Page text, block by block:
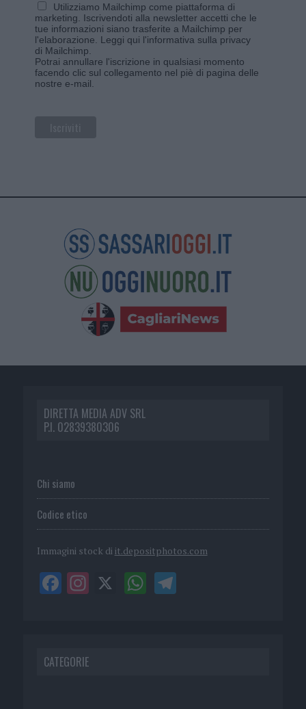
Utilizziamo Mailchimp come piattaforma di
marketing. Iscrivendoti alla newsletter accetti che le
tue informazioni siano trasferite a Mailchimp per
l'elaborazione. Leggi qui l'informativa sulla privacy
di Mailchimp
Potrai annullare l'iscrizione in qualsiasi momento
facendo clic sul collegamento nel piè di pagina delle
nostre e-mail.
DIRETTA MEDIA ADV SRL
P.I. 02839380306
Chi siamo
Codice etico
Immagini stock di it.depositphotos.com
CATEGORIE